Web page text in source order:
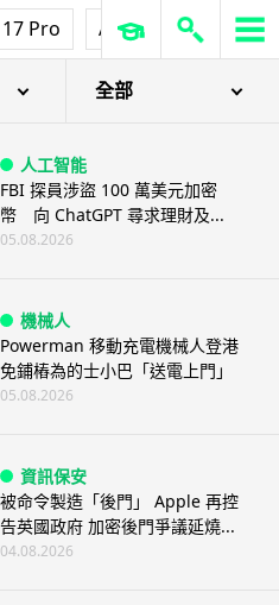
Pro AirPods Pro 3
全部
人工智能
FBI 探員涉盜 100 萬美元加密
幣 向 ChatGPT 尋求理財及...
05.08.2026
機械人
Powerman 移動充電機械人登港
免鋪樁為的士小巴「送電上門」
05.08.2026
資訊保安
被命令製造「後門」 Apple 再控
告英國政府 加密後門爭議延燒...
04.08.2026